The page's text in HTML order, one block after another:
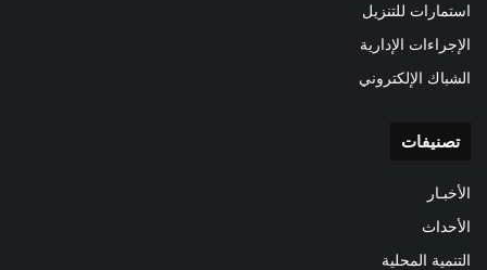
استمارات للتنزيل
الإجراءات الإدارية
الشباك الإلكتروني
تصنيفات
الأخبـار
الأحداث
التنمية المحلية